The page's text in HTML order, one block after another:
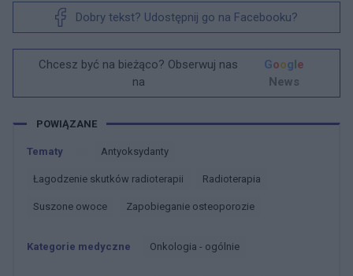
Dobry tekst? Udostępnij go na Facebooku?
Chcesz być na bieżąco? Obserwuj nas
na
Google
News
POWIĄZANE
Tematy Antyoksydanty
łagodzenie skutków radioterapii Radioterapia
Suszone owoce Zapobieganie osteoporozie
Kategorie medyczne Onkologia - ogólnie